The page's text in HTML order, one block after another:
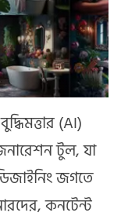
(AI)
টুল, যা
জগতে
কনটেন্ট